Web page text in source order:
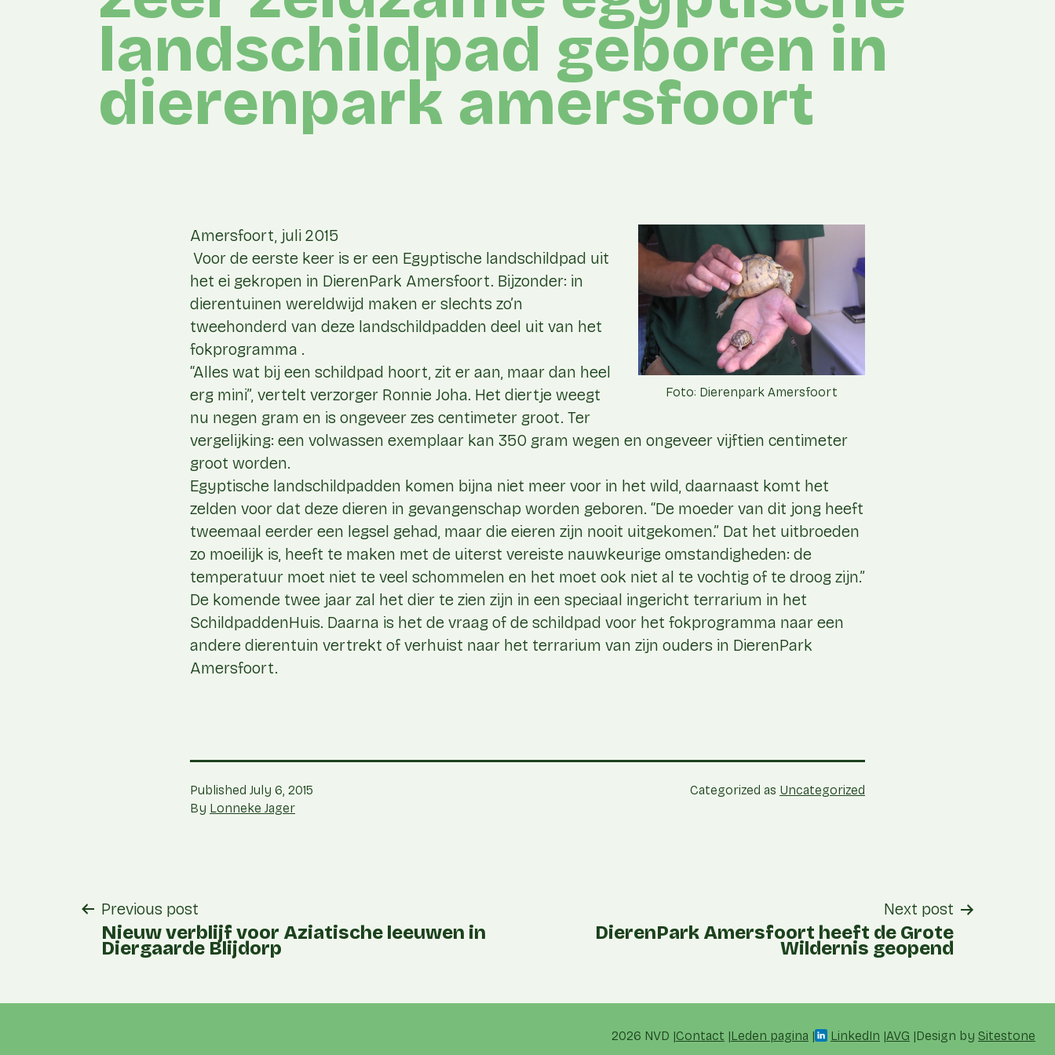
landschildpad geboren in
dierenpark amersfoort
Foto: Dierenpark Amersfoort
Amersfoort, juli 2015
Voor de eerste keer is er een Egyptische landschildpad uit
het ei gekropen in DierenPark Amersfoort. Bijzonder: in
dierentuinen wereldwijd maken er slechts zo’n
tweehonderd van deze landschildpadden deel uit van het
fokprogramma .
“Alles wat bij een schildpad hoort, zit er aan, maar dan heel
erg mini”, vertelt verzorger Ronnie Joha. Het diertje weegt
nu negen gram en is ongeveer zes centimeter groot. Ter
vergelijking: een volwassen exemplaar kan 350 gram wegen en ongeveer vijftien centimeter
groot worden.
Egyptische landschildpadden komen bijna niet meer voor in het wild, daarnaast komt het
zelden voor dat deze dieren in gevangenschap worden geboren. “De moeder van dit jong heeft
tweemaal eerder een legsel gehad, maar die eieren zijn nooit uitgekomen.” Dat het uitbroeden
zo moeilijk is, heeft te maken met de uiterst vereiste nauwkeurige omstandigheden: de
temperatuur moet niet te veel schommelen en het moet ook niet al te vochtig of te droog zijn.”
De komende twee jaar zal het dier te zien zijn in een speciaal ingericht terrarium in het
SchildpaddenHuis. Daarna is het de vraag of de schildpad voor het fokprogramma naar een
andere dierentuin vertrekt of verhuist naar het terrarium van zijn ouders in DierenPark
Amersfoort.
Published July 6, 2015
By Lonneke Jager
Categorized as Uncategorized
post
navigation
Previous post
Nieuw verblijf voor Aziatische leeuwen in
Diergaarde Blijdorp
Next post
DierenPark Amersfoort heeft de Grote
Wildernis geopend
2026 NVD Contact Leden pagina LinkedIn AVG Design by Sitestone